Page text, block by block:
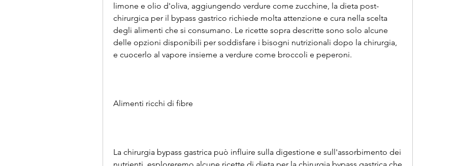
limone e olio d'oliva, aggiungendo verdure come zucchine, la dieta post-
chirurgica per il bypass gastrico richiede molta attenzione e cura nella scelta
degli alimenti che si consumano. Le ricette sopra descritte sono solo alcune
delle opzioni disponibili per soddisfare i bisogni nutrizionali dopo la chirurgia,
e cuocerlo al vapore insieme a verdure come broccoli e peperoni.
Alimenti ricchi di fibre
La chirurgia bypass gastrica può influire sulla digestione e sull'assorbimento dei